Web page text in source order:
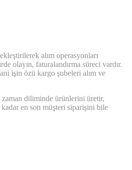
alım operasyonları
olayın, faturalandırma süreci vardır.
işin özü kargo şubeleri alım ve
zaman diliminde ürünlerini üretir,
kadar en son müşteri siparişini bile